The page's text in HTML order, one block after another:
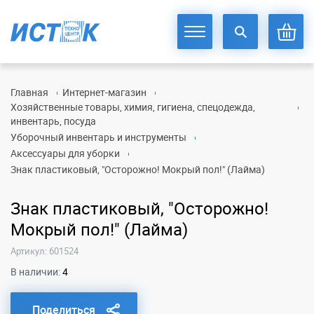
Главная
Интернет-магазин
Хозяйственные товары, химия, гигиена, спецодежда,
инвентарь, посуда
Уборочный инвентарь и инструменты
Аксессуары для уборки
Знак пластиковый, "Осторожно! Мокрый пол!" (Лайма)
Знак пластиковый, "Осторожно!
Мокрый пол!" (Лайма)
Артикул: 601524
В наличии:4
Поделиться